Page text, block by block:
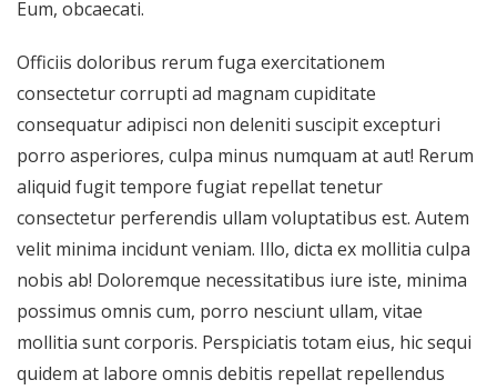
Eum, obcaecati.
Officiis doloribus rerum fuga exercitationem
consectetur corrupti ad magnam cupiditate
consequatur adipisci non deleniti suscipit excepturi
porro asperiores, culpa minus numquam at aut! Rerum
aliquid fugit tempore fugiat repellat tenetur
consectetur perferendis ullam voluptatibus est. Autem
velit minima incidunt veniam. Illo, dicta ex mollitia culpa
nobis ab! Doloremque necessitatibus iure iste, minima
possimus omnis cum, porro nesciunt ullam, vitae
mollitia sunt corporis. Perspiciatis totam eius, hic sequi
quidem at labore omnis debitis repellat repellendus